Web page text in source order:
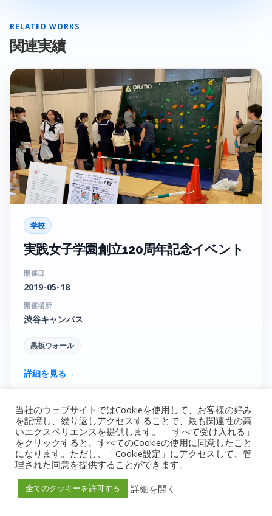
RELATED WORKS
関連実績
学校
実践女子学園創立120周年記念イベント
開催日
2019-05-18
開催場所
渋谷キャンパス
黒板ウォール
詳細を見る→
当社のウェブサイトではCookieを使用して、お客様の好み
を記憶し、繰り返しアクセスすることで、最も関連性の高
いエクスペリエンスを提供します。 「すべて受け入れる」
をクリックすると、すべてのCookieの使用に同意したこと
になります。ただし、「Cookie設定」にアクセスして、管
理された同意を提供することができます。
全てのクッキーを許可する 詳細を開く